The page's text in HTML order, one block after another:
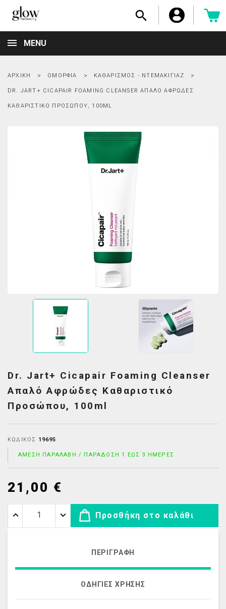

MENU
ΑΡΧΙΚΉ ΟΜΟΡΦΙΆ ΚΑΘΑΡΙΣΜΌΣ - ΝΤΕΜΑΚΙΓΙΆΖ
DR. JART+ CICAPAIR FOAMING CLEANSER AΠΑΛΌ AΦΡΏΔΕΣ
KΑΘΑΡΙΣΤΙΚΌ ΠΡΟΣΏΠΟΥ, 100ML
Dr. Jart+ Cicapair Foaming Cleanser
Aπαλό Aφρώδες Kαθαριστικό
Προσώπου, 100ml
ΚΩΔΙΚΌΣ 19695
ΆΜΕΣΗ ΠΑΡΑΛΑΒΉ / ΠΑΡΆΔΟΣΗ 1 ΈΩΣ 3 ΗΜΈΡΕΣ
21,00 €
Προσθήκη στο καλάθι
ΠΕΡΙΓΡΑΦΉ
ΟΔΗΓΊΕΣ ΧΡΉΣΗΣ